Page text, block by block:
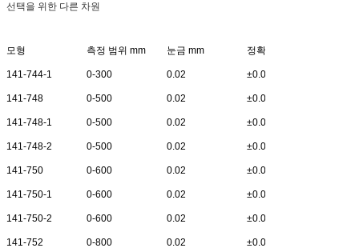
선택을 위한 다른 차원
모형 측정 범위 mm 눈금 mm 정확도 mm
141-744-1 0-300 0.02 ±0.05
141-748 0-500 0.02 ±0.05
141-748-1 0-500 0.02 ±0.06
141-748-2 0-500 0.02 ±0.08
141-750 0-600 0.02 ±0.05
141-750-1 0-600 0.02 ±0.06
141-750-2 0-600 0.02 ±0.08
141-752 0-800 0.02 ±0.06